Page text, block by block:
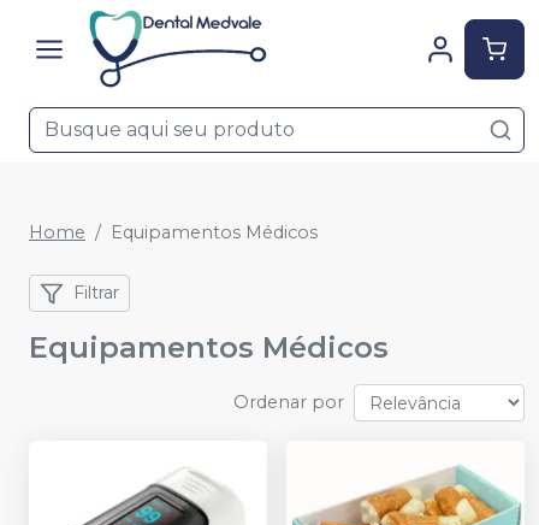
Home Equipamentos Médicos
Filtrar
Equipamentos Médicos
Ordenar por